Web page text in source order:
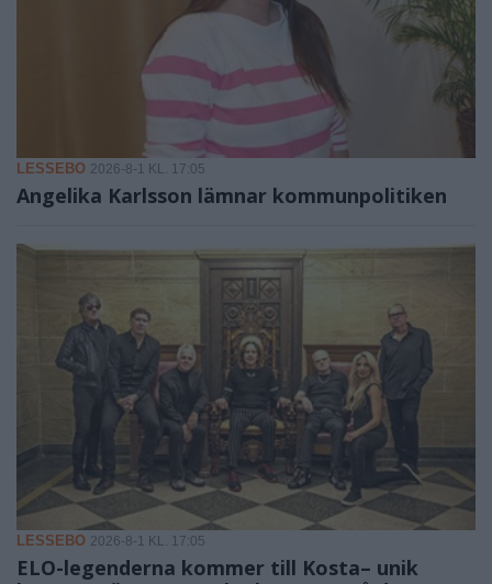
LESSEBO 2026-8-1 KL. 17:05
Angelika Karlsson lämnar kommunpolitiken
LESSEBO 2026-8-1 KL. 17:05
ELO-legenderna kommer till Kosta– unik